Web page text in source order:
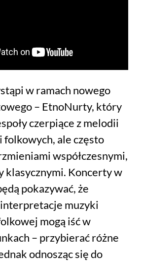
w ramach nowego
– EtnoNurty, który
czerpiące z melodii
folkowych, ale często
współczesnymi,
klasycznymi. Koncerty w
pokazywać, że
interpretacje muzyki
mogą iść w
– przybierać różne
odnosząc się do